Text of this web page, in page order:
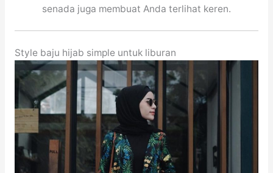
senada juga membuat Anda terlihat keren.
Style baju hijab simple untuk liburan